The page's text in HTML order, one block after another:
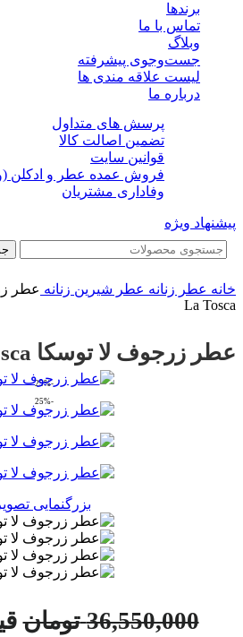
برندها
تماس با ما
وبلاگ
جست‌وجوی پیشرفته
لیست علاقه مندی ها
درباره ما
پرسش های متداول
تضمین اصالت کالا
قوانین سایت
فروش عمده عطر و ادکلن
وفاداری مشتریان
پیشنهاد ویژه
خانه عطر زنانه عطر شیرین زنانه
La Tosca
عطر زرجوف لا توسکا Xerjoff La Tosca
-25%
-25%
بزرگنمایی تصویر
36,550,000 تومان